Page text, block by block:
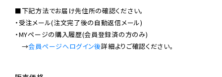
■下記方法でお届け先住所の確認ください。
・受注メール(注文完了後の自動返信メール)
・MYページの購入履歴(会員登録済の方のみ)
→会員ページへログイン後